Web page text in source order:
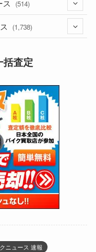
(249)
(16)
(255)
(204)
(23)
(33)
(34)
(35)
(41)
(514)
(118)
(27)
(1,738)
(13)
括査定
ニュース 速報